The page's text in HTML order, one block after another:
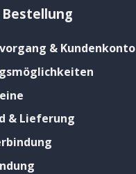
Bestellung
& Kundenkonto
& Lieferung